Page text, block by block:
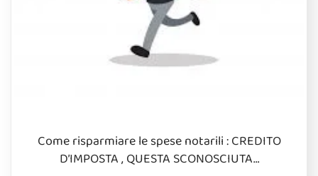
Come risparmiare le spese notarili : CREDITO
D’IMPOSTA , QUESTA SCONOSCIUTA…